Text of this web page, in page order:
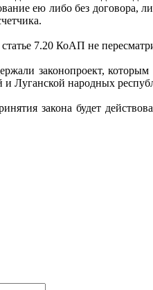
ею либо без
7.20 КоАП не
законопроект,
народных
закона будет